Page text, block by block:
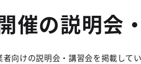
催の説明会
向けの説明会・講習会を掲載してい